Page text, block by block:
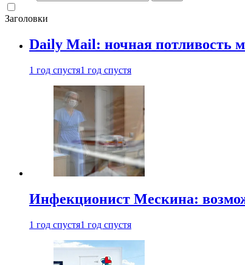
Заголовки
Daily Mail: ночная потливость
1 год спустя1 год спустя
Инфекционист Мескина:
1 год спустя1 год спустя